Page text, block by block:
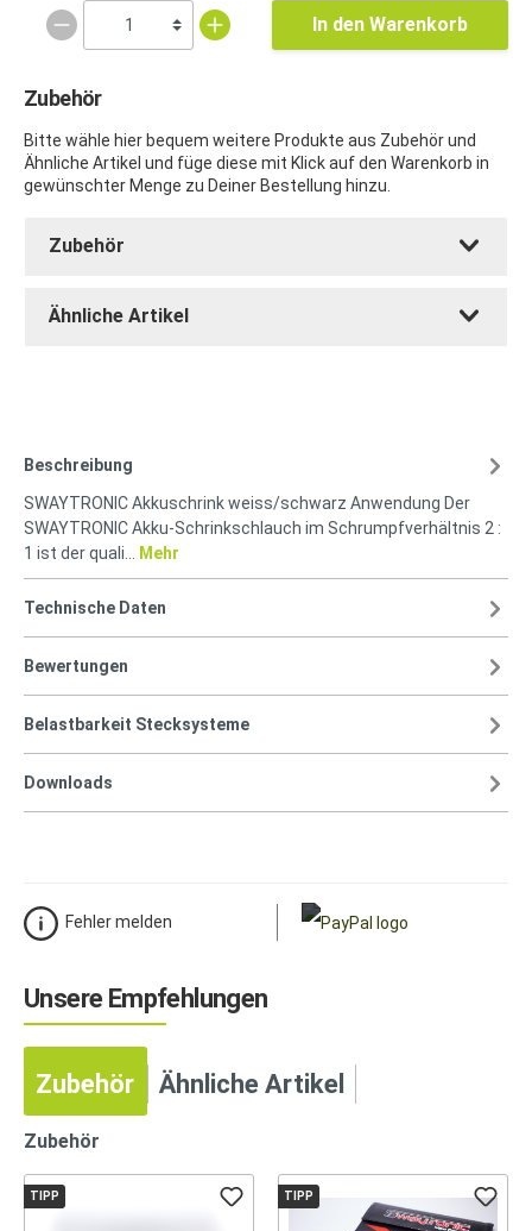
In den Warenkorb
Zubehör
Bitte wähle hier bequem weitere Produkte aus Zubehör und
Ähnliche Artikel und füge diese mit Klick auf den Warenkorb in
gewünschter Menge zu Deiner Bestellung hinzu.
Zubehör
Ähnliche Artikel
Beschreibung
SWAYTRONIC Akkuschrink weiss/schwarz Anwendung Der
SWAYTRONIC Akku-Schrinkschlauch im Schrumpfverhältnis 2 :
1 ist der quali…
Mehr
Technische Daten
Bewertungen
Belastbarkeit Stecksysteme
Downloads
Fehler melden
Unsere Empfehlungen
Zubehör Ähnliche Artikel
Zubehör
TIPP TIPP